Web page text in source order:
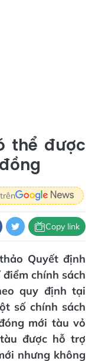
thể được
Copy link
Quyết định
chính sách
quy định tại
số chính sách
mới tàu vỏ
được hỗ trợ
nhưng không